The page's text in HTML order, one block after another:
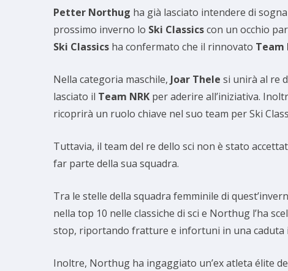
Petter Northug ha già lasciato intendere di
prossimo inverno lo Ski Classicscon un occhio
Ski Classics ha confermato che il rinnovato Team
Nella categoria maschile, Joar Thele si unirà al re
lasciato il Team NRK per aderire all’iniziativa.
ricoprirà un ruolo chiave nel suo team per Ski
Tuttavia, il team del re dello sci non è stato
far parte della sua squadra.
Tra le stelle della squadra femminile di
nella top 10 nelle classiche di sci e Northug l’ha
stop, riportando fratture e infortuni in una caduta
Inoltre, Northug ha ingaggiato un’ex atleta élite